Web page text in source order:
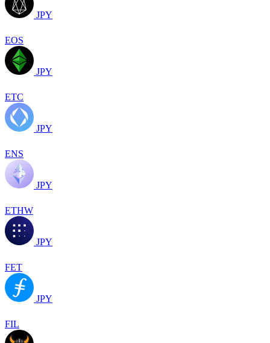
JPY
EOS
JPY
ETC
JPY
ENS
JPY
ETHW
JPY
FET
JPY
FIL